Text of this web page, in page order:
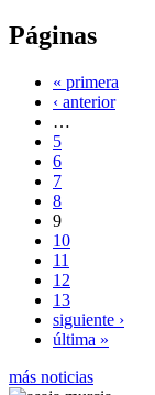
Páginas
« primera
‹ anterior
…
5
6
7
8
9
10
11
12
13
siguiente ›
última »
más noticias